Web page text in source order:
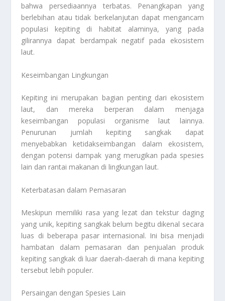
bahwa persediaannya terbatas. Penangkapan yang
berlebihan atau tidak berkelanjutan dapat mengancam
populasi kepiting di habitat alaminya, yang pada
gilirannya dapat berdampak negatif pada ekosistem
laut.
Keseimbangan Lingkungan
Kepiting ini merupakan bagian penting dari ekosistem
laut, dan mereka berperan dalam menjaga
keseimbangan populasi organisme laut lainnya.
Penurunan jumlah kepiting sangkak dapat
menyebabkan ketidakseimbangan dalam ekosistem,
dengan potensi dampak yang merugikan pada spesies
lain dan rantai makanan di lingkungan laut.
Keterbatasan dalam Pemasaran
Meskipun memiliki rasa yang lezat dan tekstur daging
yang unik, kepiting sangkak belum begitu dikenal secara
luas di beberapa pasar internasional. Ini bisa menjadi
hambatan dalam pemasaran dan penjualan produk
kepiting sangkak di luar daerah-daerah di mana kepiting
tersebut lebih populer.
Persaingan dengan Spesies Lain